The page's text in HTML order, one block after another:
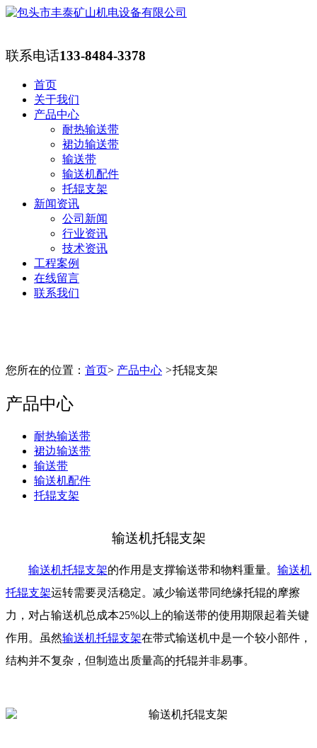
联系电话133-8484-3378
首页
关于我们
产品中心
耐热输送带
裙边输送带
输送带
输送机配件
托辊支架
新闻资讯
公司新闻
行业资讯
技术资讯
工程案例
在线留言
联系我们
您所在的位置： 首页> 产品中心 >托辊支架
产品中心
耐热输送带
裙边输送带
输送带
输送机配件
托辊支架
输送机托辊支架
输送机托辊支架的作用是支撑输送带和物料重量。 输送机
托辊支架运转需要灵活稳定。减少输送带同绝缘托辊的摩擦
力，对占输送机总成本25%以上的输送带的使用期限起着关键
作用。虽然输送机托辊支架在带式输送机中是一个较小部件，
结构并不复杂，但制造出质量高的托辊并非易事。